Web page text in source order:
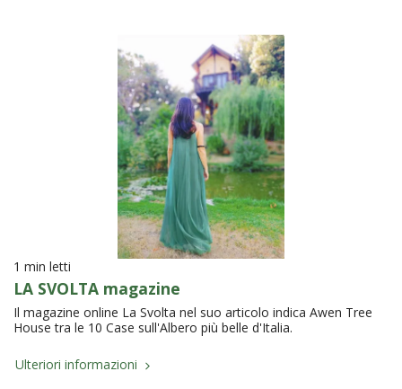
1 min letti
LA SVOLTA magazine
Il magazine online La Svolta nel suo articolo indica Awen Tree
House tra le 10 Case sull'Albero più belle d'Italia.
Ulteriori informazioni